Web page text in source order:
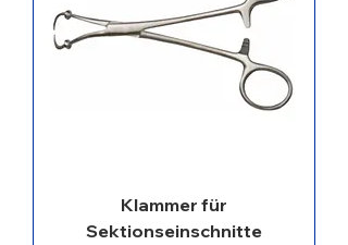
Klammer für
Sektionseinschnitte